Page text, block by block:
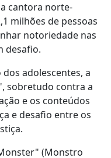
cantora norte-
milhões de pessoas
notoriedade nas
desafio.
adolescentes, a
sobretudo contra a
e os conteúdos
e desafio entre os
(Monstro